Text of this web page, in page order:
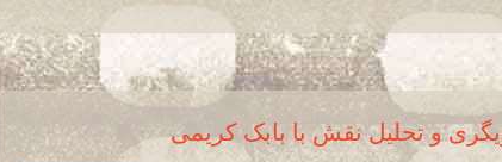
و تحلیل نقش با بابک کریمی